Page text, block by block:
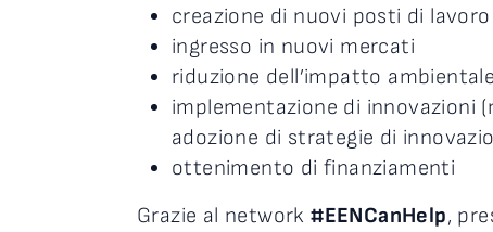
creazione di nuovi posti di
ingresso in nuovi mercati
riduzione dell’impatto
implementazione di innovazioni
adozione di strategie di
ottenimento di finanziamenti
Grazie al network#EENCanHelp,